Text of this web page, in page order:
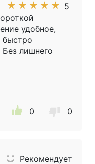
★ ★ ★ ★ ★ 5
удобное,
быстро
Без лишнего
0 0
Рекомендует